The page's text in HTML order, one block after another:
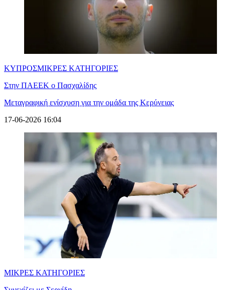
ΚΥΠΡΟΣΜΙΚΡΕΣ ΚΑΤΗΓΟΡΙΕΣ
Στην ΠΑΕΕΚ ο Πασχαλίδης
Μεταγραφική ενίσχυση για την ομάδα της Κερύνειας
17-06-2026 16:04
ΜΙΚΡΕΣ ΚΑΤΗΓΟΡΙΕΣ